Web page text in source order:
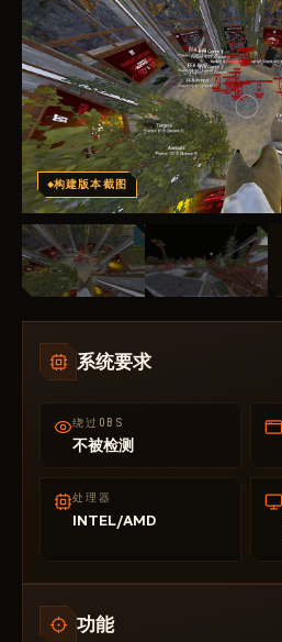
构建版本截图
系统要求
绕过OBS
不被检测
处理器
INTEL/AMD
功能